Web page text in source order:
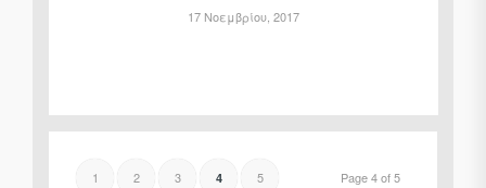
17 Νοεμβρίου, 2017
Page 4 of 5
1 2 3 4 5